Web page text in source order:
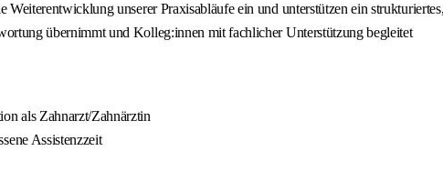
unserer Praxisabläufe ein und unterstützen ein
übernimmt und Kolleg:innen mit fachlicher Unterstützung begleitet
als Zahnarzt/Zahnärztin
Assistenzzeit